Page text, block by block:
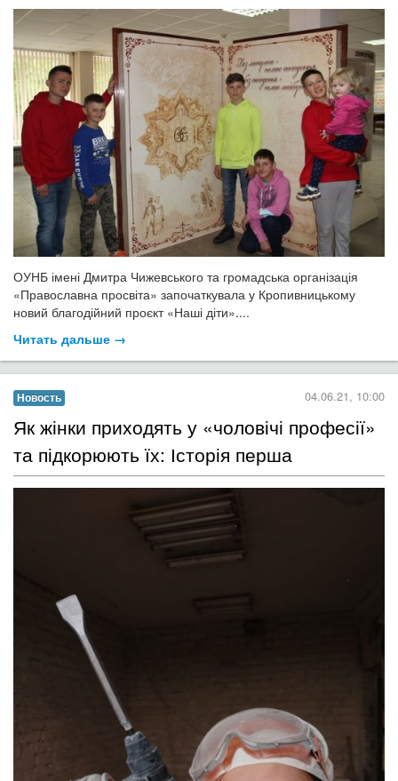
ОУНБ імені Дмитра Чижевського та громадська організація
«Православна просвіта» започаткувала у Кропивницькому
новий благодійний проєкт «Наші діти»....
Читать дальше →
Новость 04.06.21, 10:00
​Як жінки приходять у «чоловічі професії»
та підкорюють їх: Історія перша